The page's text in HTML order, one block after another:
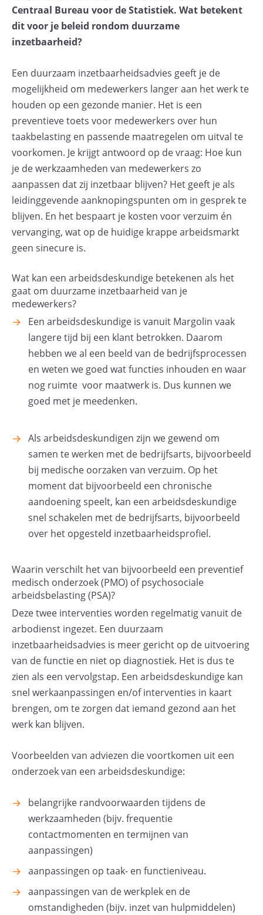
Centraal Bureau voor de Statistiek. Wat betekent
dit voor je beleid rondom duurzame
inzetbaarheid?
Een duurzaam inzetbaarheidsadvies geeft je de
mogelijkheid om medewerkers langer aan het werk te
houden op een gezonde manier. Het is een
preventieve toets voor medewerkers over hun
taakbelasting en passende maatregelen om uitval te
voorkomen. Je krijgt antwoord op de vraag: Hoe kun
je de werkzaamheden van medewerkers zo
aanpassen dat zij inzetbaar blijven? Het geeft je als
leidinggevende aanknopingspunten om in gesprek te
blijven. En het bespaart je kosten voor verzuim én
vervanging, wat op de huidige krappe arbeidsmarkt
geen sinecure is.
Wat kan een arbeidsdeskundige betekenen als het
gaat om duurzame inzetbaarheid van je
medewerkers?
Een arbeidsdeskundige is vanuit Margolin vaak
langere tijd bij een klant betrokken. Daarom
hebben we al een beeld van de bedrijfsprocessen
en weten we goed wat functies inhouden en waar
nog ruimte voor maatwerk is. Dus kunnen we
goed met je meedenken.
Als arbeidsdeskundigen zijn we gewend om
samen te werken met de bedrijfsarts, bijvoorbeeld
bij medische oorzaken van verzuim. Op het
moment dat bijvoorbeeld een chronische
aandoening speelt, kan een arbeidsdeskundige
snel schakelen met de bedrijfsarts, bijvoorbeeld
over het opgesteld inzetbaarheidsprofiel.
Waarin verschilt het van bijvoorbeeld een preventief
medisch onderzoek (PMO) of psychosociale
arbeidsbelasting (PSA)?
Deze twee interventies worden regelmatig vanuit de
arbodienst ingezet. Een duurzaam
inzetbaarheidsadvies is meer gericht op de uitvoering
van de functie en niet op diagnostiek. Het is dus te
zien als een vervolgstap. Een arbeidsdeskundige kan
snel werkaanpassingen en/of interventies in kaart
brengen, om te zorgen dat iemand gezond aan het
werk kan blijven.
Voorbeelden van adviezen die voortkomen uit een
onderzoek van een arbeidsdeskundige:
belangrijke randvoorwaarden tijdens de
werkzaamheden (bijv. frequentie
contactmomenten en termijnen van
aanpassingen)
aanpassingen op taak- en functieniveau.
aanpassingen van de werkplek en de
omstandigheden (bijv. inzet van hulpmiddelen)